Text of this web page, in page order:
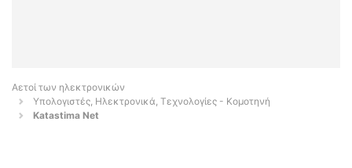
Αετοί των ηλεκτρονικών
Υπολογιστές, Ηλεκτρονικά, Τεχνολογίες - Κομοτηνή
Katastima Net